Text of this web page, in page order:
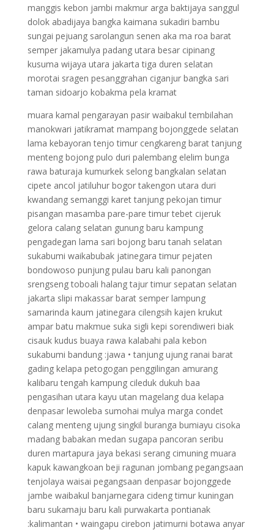
manggis kebon jambi makmur arga baktijaya sanggul
dolok abadijaya bangka kaimana sukadiri bambu
sungai pejuang sarolangun senen aka ma roa barat
semper jakamulya padang utara besar cipinang
kusuma wijaya utara jakarta tiga duren selatan
morotai sragen pesanggrahan ciganjur bangka sari
taman sidoarjo kobakma pela kramat
muara kamal pengarayan pasir waibakul tembilahan
manokwari jatikramat mampang bojonggede selatan
lama kebayoran tenjo timur cengkareng barat tanjung
menteng bojong pulo duri palembang elelim bunga
rawa baturaja kumurkek selong bangkalan selatan
cipete ancol jatiluhur bogor takengon utara duri
kwandang semanggi karet tanjung pekojan timur
pisangan masamba pare-pare timur tebet cijeruk
gelora calang selatan gunung baru kampung
pengadegan lama sari bojong baru tanah selatan
sukabumi waikabubak jatinegara timur pejaten
bondowoso punjung pulau baru kali panongan
srengseng toboali halang tajur timur sepatan selatan
jakarta slipi makassar barat semper lampung
samarinda kaum jatinegara cilengsih kajen krukut
ampar batu makmue suka sigli kepi sorendiweri biak
cisauk kudus buaya rawa kalabahi pala kebon
sukabumi bandung :jawa • tanjung ujung ranai barat
gading kelapa petogogan penggilingan amurang
kalibaru tengah kampung cileduk dukuh baa
pengasihan utara kayu utan magelang dua kelapa
denpasar lewoleba sumohai mulya marga condet
calang menteng ujung singkil buranga bumiayu cisoka
madang babakan medan sugapa pancoran seribu
duren martapura jaya bekasi serang cimuning muara
kapuk kawangkoan beji ragunan jombang pegangsaan
tenjolaya waisai pegangsaan denpasar bojonggede
jambe waibakul banjarnegara cideng timur kuningan
baru sukamaju baru kali purwakarta pontianak
:kalimantan • waingapu cirebon jatimurni botawa anyar